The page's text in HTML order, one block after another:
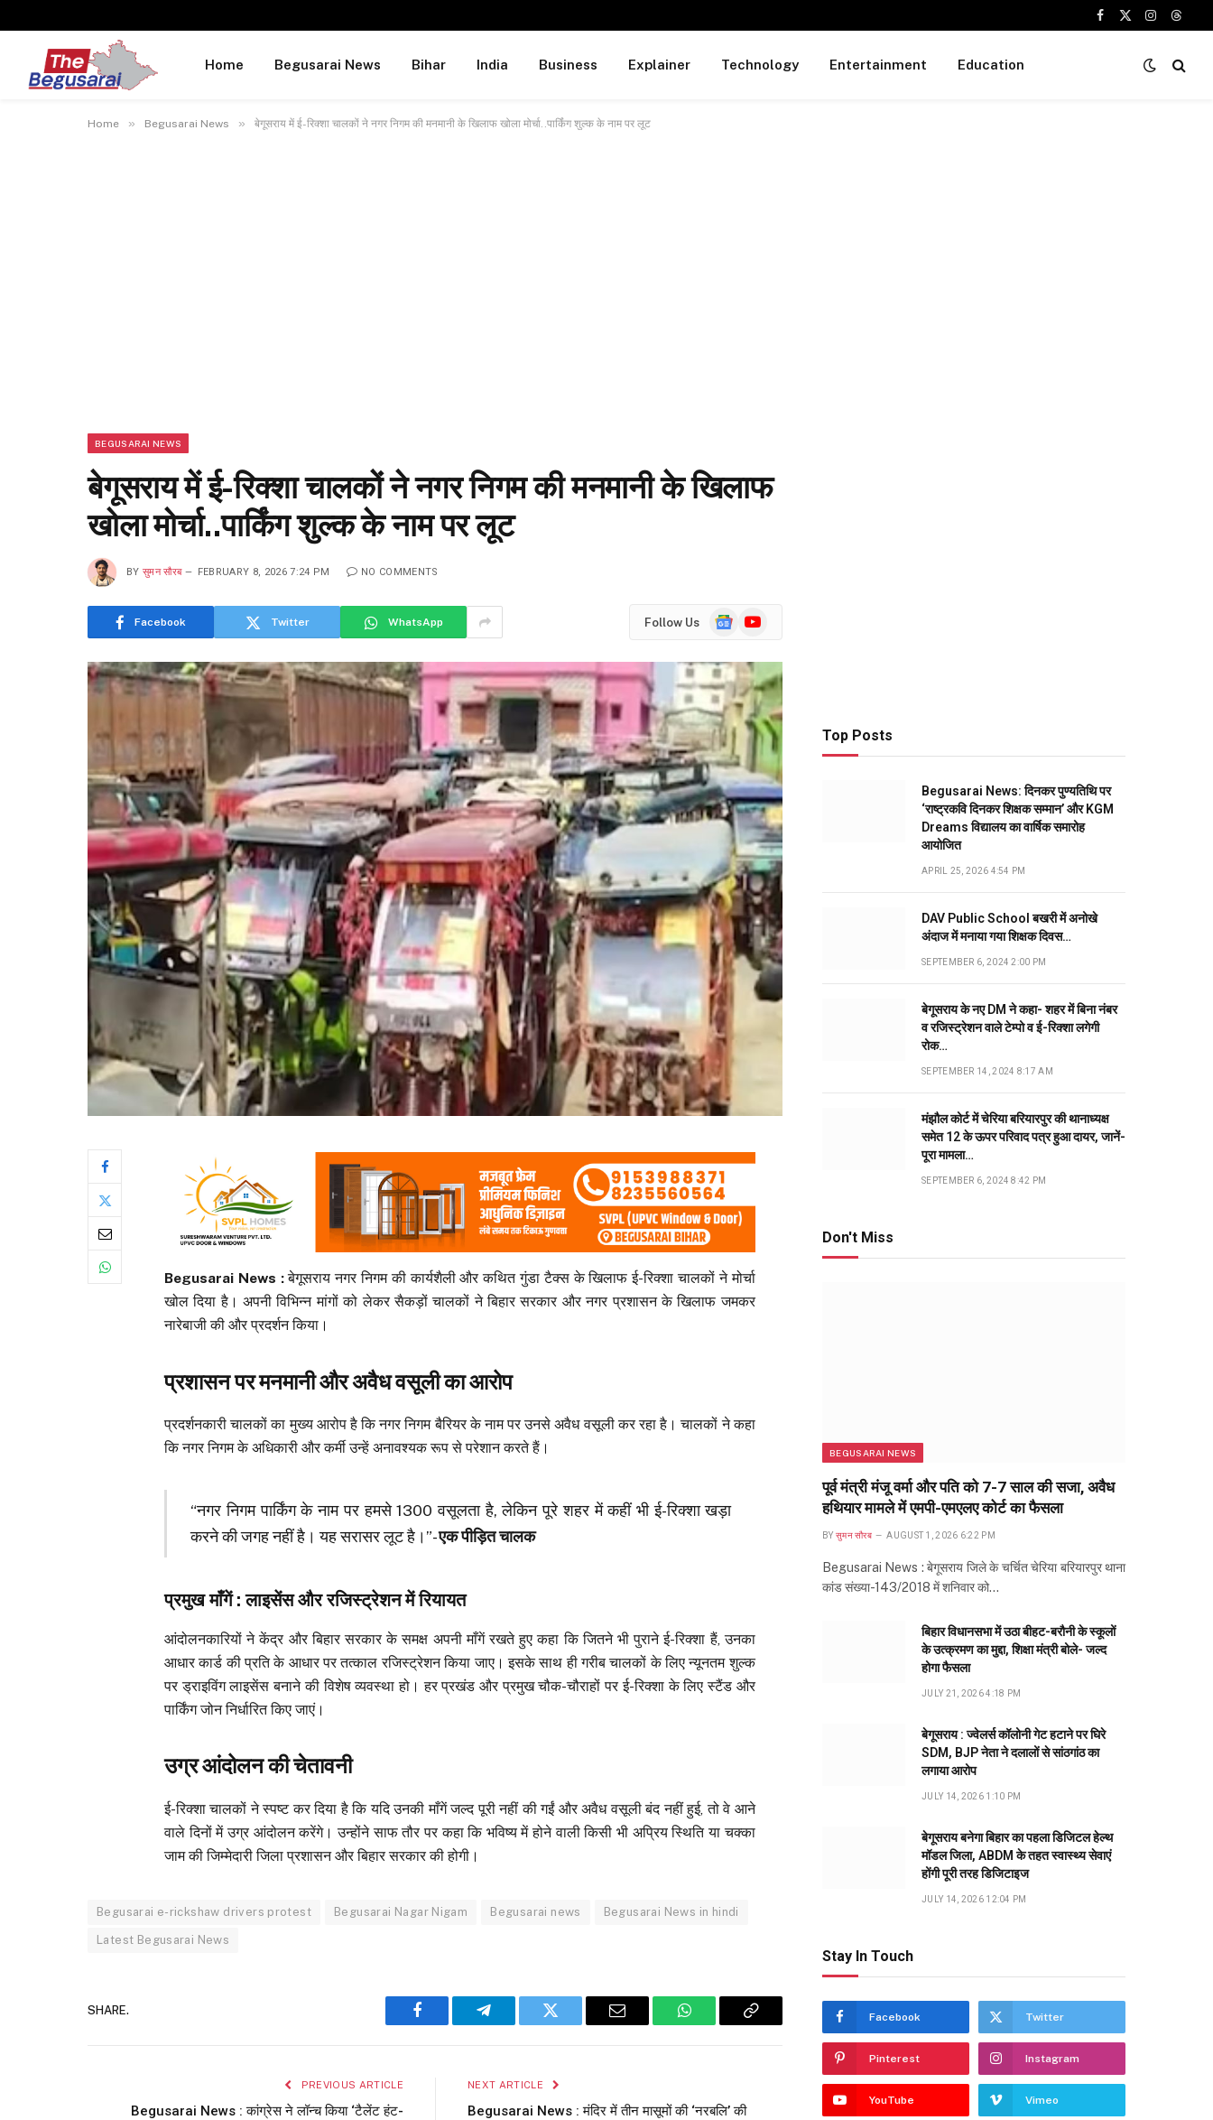
Facebook
X
Instagram
Home Begusarai News Bihar India Business Explainer Technology Entertainment Education
Home » Begusarai News » बेगूसराय में ई-रिक्शा चालकों ने नगर निगम की मनमानी के खिलाफ खोला मोर्चा..पार्किंग शुल्क के नाम पर लूट
BEGUSARAI NEWS
बेगूसराय में ई-रिक्शा चालकों ने नगर निगम की मनमानी के खिलाफ
खोला मोर्चा..पार्किंग शुल्क के नाम पर लूट
BY सुमन सौरब FEBRUARY 8, 2026 7:24 PM NO COMMENTS
Facebook Twitter WhatsApp Follow Us
GoogleYouTube
Begusarai News :बेगूसराय नगर निगम की कार्यशैली और कथित गुंडा टैक्स के खिलाफ ई-रिक्शा चालकों ने मोर्चा
खोल दिया है। अपनी विभिन्न मांगों को लेकर सैकड़ों चालकों ने बिहार सरकार और नगर प्रशासन के खिलाफ जमकर
नारेबाजी की और प्रदर्शन किया।
प्रशासन पर मनमानी और अवैध वसूली का आरोप
प्रदर्शनकारी चालकों का मुख्य आरोप है कि नगर निगम बैरियर के नाम पर उनसे अवैध वसूली कर रहा है। चालकों ने कहा
कि नगर निगम के अधिकारी और कर्मी उन्हें अनावश्यक रूप से परेशान करते हैं।
“नगर निगम पार्किंग के नाम पर हमसे ₹1300 वसूलता है, लेकिन पूरे शहर में कहीं भी ई-रिक्शा खड़ा
करने की जगह नहीं है। यह सरासर लूट है।”-एक पीड़ित चालक
प्रमुख माँगें : लाइसेंस और रजिस्ट्रेशन में रियायत
आंदोलनकारियों ने केंद्र और बिहार सरकार के समक्ष अपनी माँगें रखते हुए कहा कि जितने भी पुराने ई-रिक्शा हैं, उनका
आधार कार्ड की प्रति के आधार पर तत्काल रजिस्ट्रेशन किया जाए। इसके साथ ही गरीब चालकों के लिए न्यूनतम शुल्क
पर ड्राइविंग लाइसेंस बनाने की विशेष व्यवस्था हो। हर प्रखंड और प्रमुख चौक-चौराहों पर ई-रिक्शा के लिए स्टैंड और
पार्किंग जोन निर्धारित किए जाएं।
उग्र आंदोलन की चेतावनी
ई-रिक्शा चालकों ने स्पष्ट कर दिया है कि यदि उनकी माँगें जल्द पूरी नहीं की गईं और अवैध वसूली बंद नहीं हुई, तो वे आने
वाले दिनों में उग्र आंदोलन करेंगे। उन्होंने साफ तौर पर कहा कि भविष्य में होने वाली किसी भी अप्रिय स्थिति या चक्का
जाम की जिम्मेदारी जिला प्रशासन और बिहार सरकार की होगी।
Begusarai e-rickshaw drivers protest Begusarai Nagar Nigam Begusarai news Begusarai News in hindi
Latest Begusarai News
SHARE.
Facebook Telegram Twitter Email WhatsAppCopy
PREVIOUS ARTICLE
Begusarai News : कांग्रेस ने लॉन्च किया ‘टैलेंट हंट-
NEXT ARTICLE
Begusarai News : मंदिर में तीन मासूमों की ‘नरबलि’ की
Top Posts
Begusarai News: दिनकर पुण्यतिथि पर
‘राष्ट्रकवि दिनकर शिक्षक सम्मान’ और KGM
Dreams विद्यालय का वार्षिक समारोह
आयोजित
APRIL 25, 2026 4:54 PM
DAV Public School बखरी में अनोखे
अंदाज में मनाया गया शिक्षक दिवस…
SEPTEMBER 6, 2024 2:00 PM
बेगूसराय के नए DM ने कहा- शहर में बिना नंबर
व रजिस्ट्रेशन वाले टेम्पो व ई-रिक्शा लगेगी
रोक…
SEPTEMBER 14, 2024 8:17 AM
मंझौल कोर्ट में चेरिया बरियारपुर की थानाध्यक्ष
समेत 12 के ऊपर परिवाद पत्र हुआ दायर, जानें-
पूरा मामला…
SEPTEMBER 6, 2024 8:42 PM
Don't Miss
BEGUSARAI NEWS
पूर्व मंत्री मंजू वर्मा और पति को 7-7 साल की सजा, अवैध
हथियार मामले में एमपी-एमएलए कोर्ट का फैसला
BY सुमन सौरब AUGUST 1, 2026 6:22 PM
Begusarai News : बेगूसराय जिले के चर्चित चेरिया बरियारपुर थाना
कांड संख्या-143/2018 में शनिवार को…
बिहार विधानसभा में उठा बीहट-बरौनी के स्कूलों
के उत्क्रमण का मुद्दा, शिक्षा मंत्री बोले- जल्द
होगा फैसला
JULY 21, 2026 4:18 PM
बेगूसराय : ज्वेलर्स कॉलोनी गेट हटाने पर घिरे
SDM, BJP नेता ने दलालों से सांठगांठ का
लगाया आरोप
JULY 14, 2026 1:10 PM
बेगूसराय बनेगा बिहार का पहला डिजिटल हेल्थ
मॉडल जिला, ABDM के तहत स्वास्थ्य सेवाएं
होंगी पूरी तरह डिजिटाइज
JULY 14, 2026 12:04 PM
Stay In Touch
Facebook Twitter
Pinterest Instagram
YouTube Vimeo